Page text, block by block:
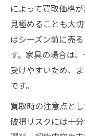
によって買取価格
見極めることも大
はシーズン前に売
す。家具の場合は
受けやすいため、
です。
買取時の注意点と
破損リスクには十